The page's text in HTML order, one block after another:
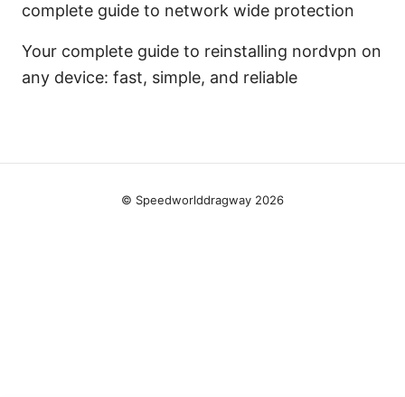
complete guide to network wide protection
Your complete guide to reinstalling nordvpn on
any device: fast, simple, and reliable
© Speedworlddragway 2026